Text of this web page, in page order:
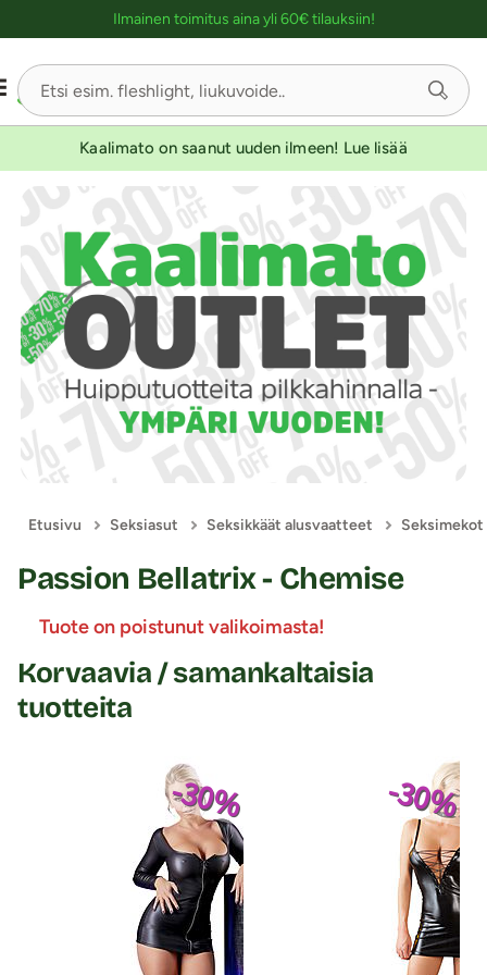
Ilmainen toimitus aina yli 60€ tilauksiin!
Kaalimato on saanut uuden ilmeen! Lue lisää
Etusivu Seksiasut Seksikkäät alusvaatteet Seksimekot
Passion Bellatrix - Chemise
Tuote on poistunut valikoimasta!
Korvaavia / samankaltaisia
tuotteita
-30% -30%